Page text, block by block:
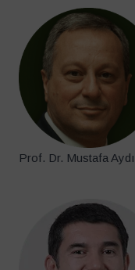
Prof. Dr. Mustafa